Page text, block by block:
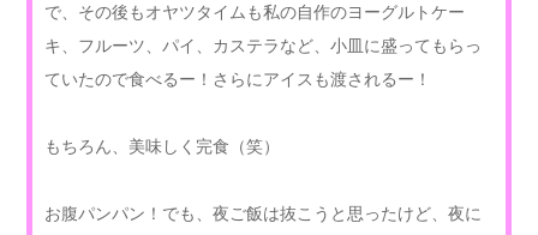
で、その後もオヤツタイムも私の自作のヨーグルトケー
キ、フルーツ、パイ、カステラなど、小皿に盛ってもらっ
ていたので食べるー！さらにアイスも渡されるー！
もちろん、美味しく完食（笑）
お腹パンパン！でも、夜ご飯は抜こうと思ったけど、夜に